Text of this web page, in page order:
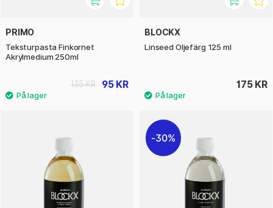
PRIMO
Teksturpasta Finkornet
Akrylmedium 250ml
95 KR
135 KR
BLOCKX
Linseed Oljefärg 125 ml
175 KR
30%